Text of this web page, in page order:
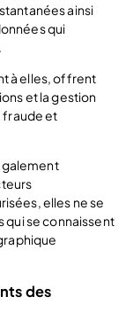
ainsi
qui
à elles, offrent
et la gestion
fraude et
elles ne se
qui se connaissent
des